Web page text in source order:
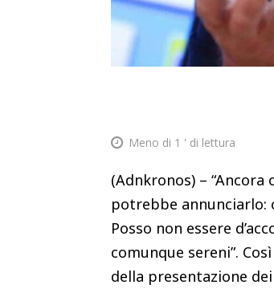
Meno di 1 ' di lettura
(Adnkronos) – “Ancora
potrebbe annunciarlo:
Posso non essere
comunque sereni”.
della presentazione